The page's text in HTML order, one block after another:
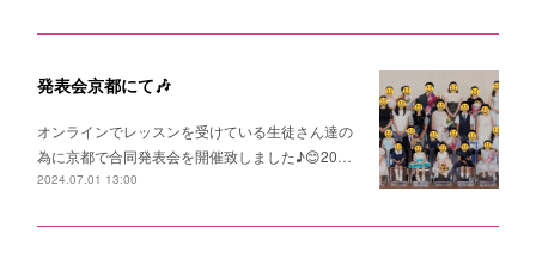
発表会京都にて🎶
オンラインでレッスンを受けている生徒さん達の
為に京都で合同発表会を開催致しました♪😊20…
2024.07.01 13:00